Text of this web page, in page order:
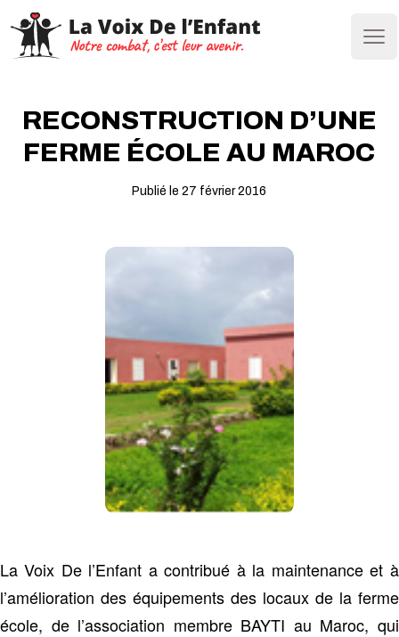
RECONSTRUCTION D’UNE
FERME ÉCOLE AU MAROC
Publié le 27 février 2016
La Voix De l’Enfant a contribué à la maintenance et à
l’amélioration des équipements des locaux de la ferme
école, de l’association membre BAYTI au Maroc, qui